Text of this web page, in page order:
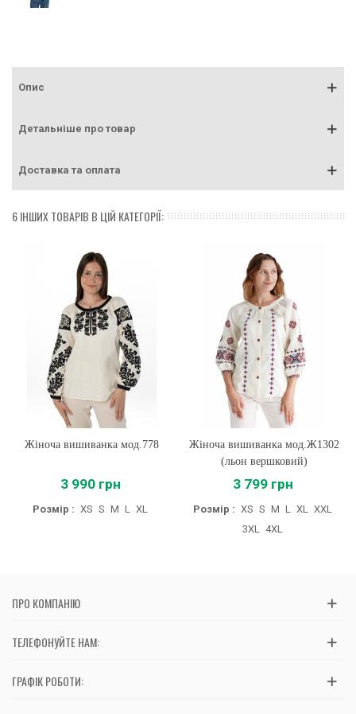
Опис
Детальніше про товар
Доставка та оплата
6 ІНШИХ ТОВАРІВ В ЦІЙ КАТЕГОРІЇ:
Жіноча вишиванка мод.778
3 990 грн
Розмір : XS S M L XL
Жіноча вишиванка мод.Ж1302
(льон вершковий)
3 799 грн
Розмір : XS S M L XL
XXL
3XL
4XL
ПРО КОМПАНІЮ
ТЕЛЕФОНУЙТЕ НАМ:
ГРАФІК РОБОТИ: